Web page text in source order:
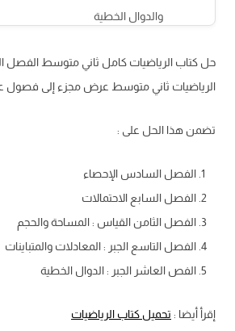
والدوال الخطية
حل كتاب الرياضيات كامل ثاني متوسط الفصل
الرياضيات ثاني متوسط عرض مجزء إلى فصول
تضمن هذا الحل على :
الفصل السادس الإحصاء
الفصل السابع الاحتمالات
الفصل الثامن القياس : المساحة والحجم
الفصل التاسع الجبر : المعادلات والمتباينات
الفص العاشر الجبر : الدوال الخطية
إقرأ أيضا : تحميل كتاب الرياضيات